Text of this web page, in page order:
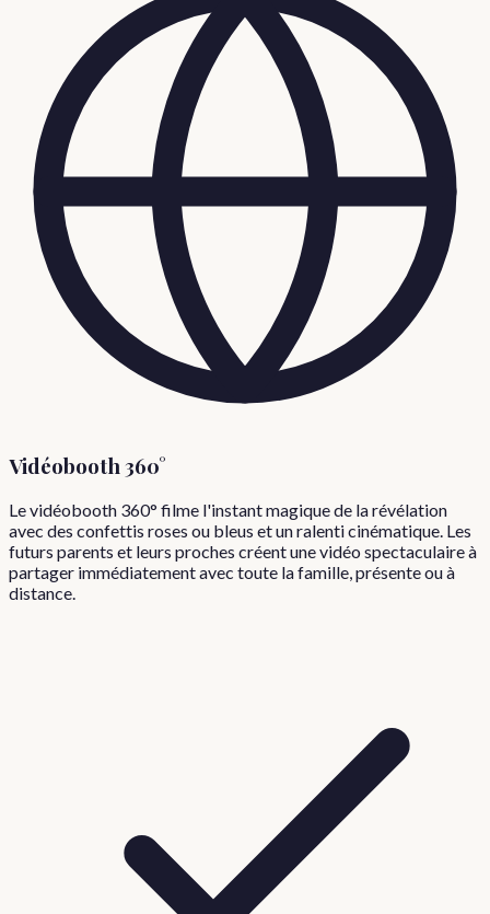
Vidéobooth 360°
Le vidéobooth 360° filme l'instant magique de la révélation
avec des confettis roses ou bleus et un ralenti cinématique. Les
futurs parents et leurs proches créent une vidéo spectaculaire à
partager immédiatement avec toute la famille, présente ou à
distance.